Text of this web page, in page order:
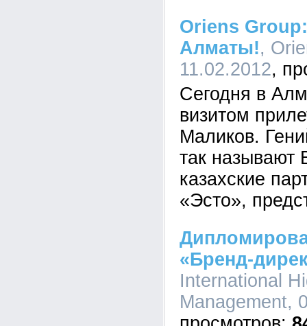
Oriens
Алматы!,
11.02.2012
Сегодня в
визитом
Маликов.
так называют
казахские
«Эсто»,
«Бренд-
International
Management,